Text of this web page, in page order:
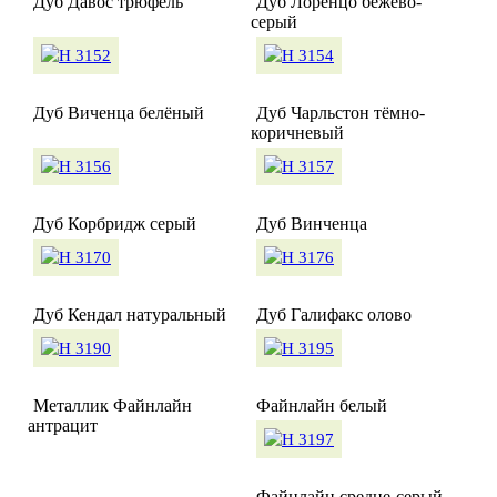
серый
Дуб Виченца белёный
Дуб Чарльстон тёмно-
коричневый
Дуб Корбридж серый Дуб Винченца
Дуб Кендал натуральный Дуб Галифакс олово
Металлик Файнлайн
антрацит
Файнлайн белый